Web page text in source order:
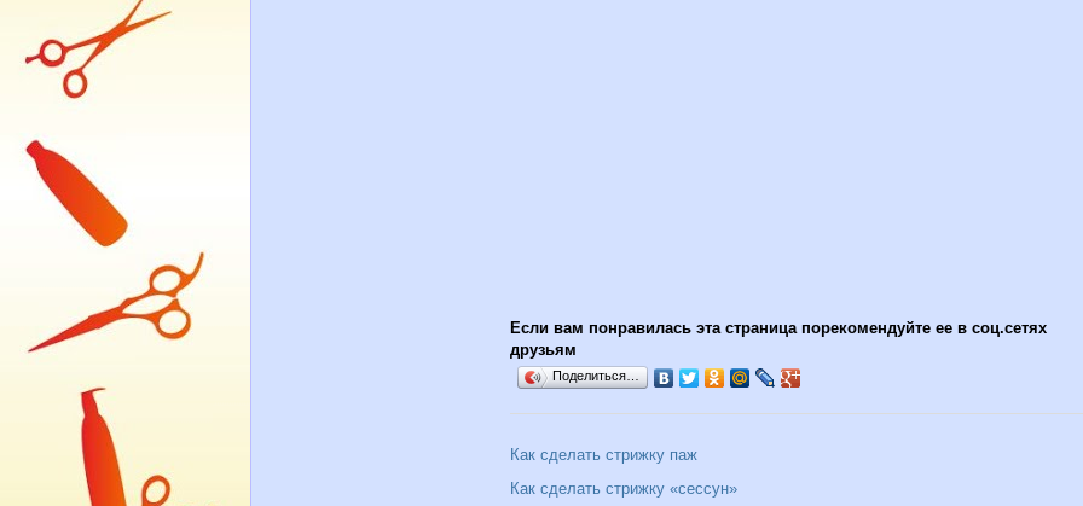
Если вам понравилась эта страница порекомендуйте ее в соц.сетях
друзьям
Поделиться…
Как сделать стрижку паж
Как сделать стрижку «сессун»